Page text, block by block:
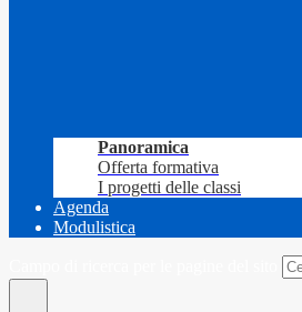
Panoramica
Offerta formativa
I progetti delle classi
Agenda
Modulistica